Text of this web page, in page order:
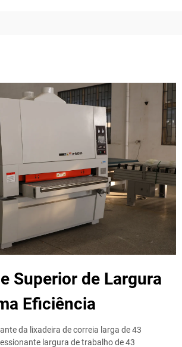
Superior de Largura
Eficiência
da lixadeira de correia larga de 43
largura de trabalho de 43